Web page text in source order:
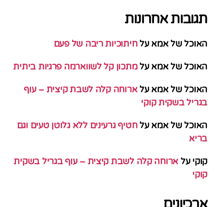
תגובות אחרונות
האוכל של אמא עלחיתוכיות ריבה של פעם
האוכל של אמא עלמתכון קל לשווארמה פרגיות ביתית
האוכל של אמא עלארוחה קלה לשבת קיצית – עוף
בגריל בשקית קוקי
האוכל של אמא עלחטיף גרעינים ללא גלוטן טעים וגם
בריא
קוקי על ארוחה קלה לשבת קיצית – עוף בגריל בשקית
קוקי